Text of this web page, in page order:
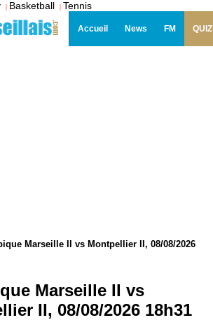
| Basketball | Tennis
Accueil News FM QUIZ
Marseille II vs Montpellier II, 08/08/2026
Marseille II vs
II, 08/08/2026 18h31